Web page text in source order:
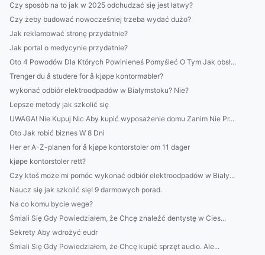
Czy sposób na to jak w 2025 odchudzać się jest łatwy?
Czy żeby budować nowocześniej trzeba wydać dużo?
Jak reklamować stronę przydatnie?
Jak portal o medycynie przydatnie?
Oto 4 Powodów Dla Których Powinieneś Pomyśleć O Tym Jak obsł...
Trenger du å studere for å kjøpe kontormøbler?
wykonać odbiór elektroodpadów w Białymstoku? Nie?
Lepsze metody jak szkolić się
UWAGA! Nie Kupuj Nic Aby kupić wyposażenie domu Zanim Nie Pr...
Oto Jak robić biznes W 8 Dni
Her er A-Z-planen for å kjøpe kontorstoler om 11 dager
kjøpe kontorstoler rett?
Czy ktoś może mi pomóc wykonać odbiór elektroodpadów w Biały...
Naucz się jak szkolić się! 9 darmowych porad.
Na co komu bycie wege?
Śmiali Się Gdy Powiedziałem, że Chcę znaleźć dentystę w Cies...
Sekrety Aby wdrożyć eudr
Śmiali Się Gdy Powiedziałem, że Chcę kupić sprzęt audio. Ale...